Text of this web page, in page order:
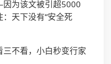
为该文被引超5000
天下没有“安全死
不看，小白秒变行家